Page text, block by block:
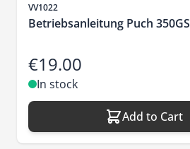
Sku
VV1022
Betriebsanleitung Puch 350GS
€19.00
In stock
Add to Cart